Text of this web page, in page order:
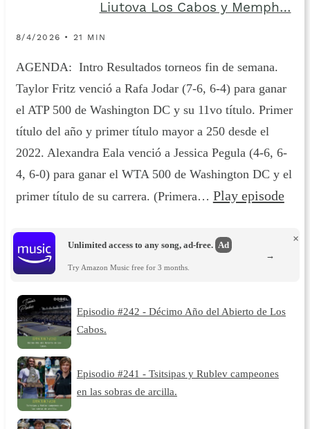
Liutova Los Cabos y Memph…
8/4/2026 • 21 MIN
AGENDA: Intro Resultados torneos fin de semana.
Taylor Fritz venció a Rafa Jodar (7-6, 6-4) para ganar
el ATP 500 de Washington DC y su 11vo título. Primer
título del año y primer título mayor a 250 desde el
2022. Alexandra Eala venció a Jessica Pegula (4-6, 6-
4, 6-0) para ganar el WTA 500 de Washington DC y el
primer título de su carrera. (Primera… Play episode
Unlimited access to any song, ad-free. Ad
Try Amazon Music free for 3 months.
×
→
Episodio #242 - Décimo Año del Abierto de Los
Cabos.
Episodio #241 - Tsitsipas y Rublev campeones
en las sobras de arcilla.